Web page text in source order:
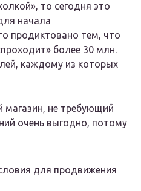
то сегодня это
начала
продиктовано тем, что
более 30 млн.
каждому из которых
магазин, не требующий
очень выгодно, потому
для продвижения